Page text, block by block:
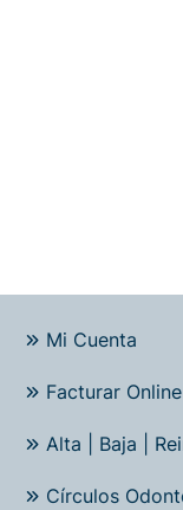
Mi Cuenta
Facturar Online
Alta | Baja |
Círculos